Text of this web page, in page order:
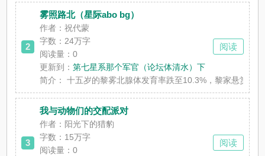
2
雾照路北（星际abo bg）
作者：祝代蒙
字数：24万字
阅读量：0
更新到：第七星系那个军官（论坛体清水）下
简介：
十五岁的黎雾北腺体发育率跌至10.3%，黎家悬赏一
阅读
3
我与动物们的交配派对
作者：阳光下的猎豹
字数：15万字
阅读量：0
阅读